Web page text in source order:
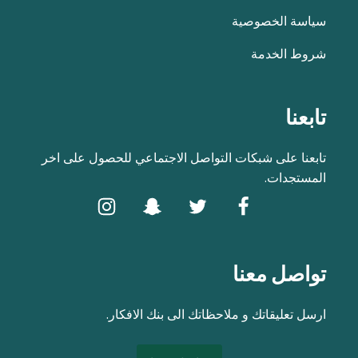
سياسة الخصوصية
شروط الخدمة
تابعنا
تابعنا على شبكات التواصل الاجتماعي للحصول على اخر
المستجدات.
تواصل معنا
ارسل تعليقاتك و ملاحظاتك الى بنك الافكار.